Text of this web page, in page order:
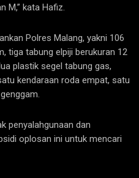
M,” kata Hafiz.
Polres Malang, yakni 106
tiga tabung elpiji berukuran 12
plastik segel tabung gas,
kendaraan roda empat, satu
penyalahgunaan dan
oplosan ini untuk mencari